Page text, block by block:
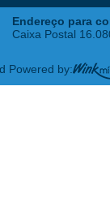
Endereço para
Caixa Postal
Powered by: